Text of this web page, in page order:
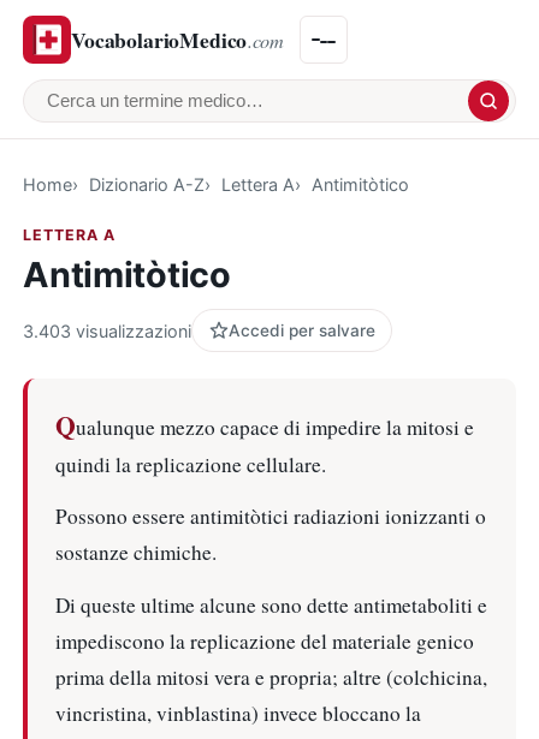
VocabolarioMedico.com
Cerca un termine medico
Home Dizionario A-Z Lettera A Antimitòtico
LETTERA A
Antimitòtico
3.403 visualizzazioni Accedi per salvare
Qualunque mezzo capace di impedire la mitosi e
quindi la replicazione cellulare.
Possono essere antimitòtici radiazioni ionizzanti o
sostanze chimiche.
Di queste ultime alcune sono dette antimetaboliti e
impediscono la replicazione del materiale genico
prima della mitosi vera e propria; altre (colchicina,
vincristina, vinblastina) invece bloccano la